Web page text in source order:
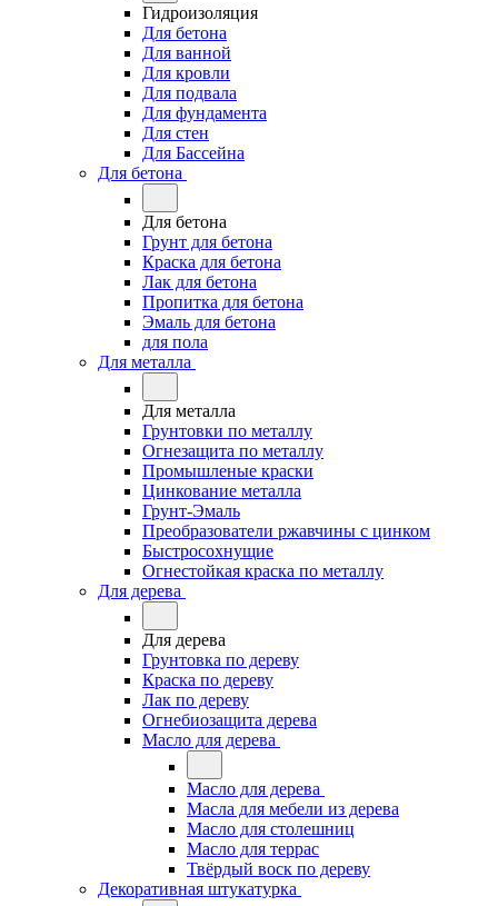
Гидроизоляция
Для бетона
Для ванной
Для кровли
Для подвала
Для фундамента
Для стен
Для Бассейна
Для бетона
Для бетона
Грунт для бетона
Краска для бетона
Лак для бетона
Пропитка для бетона
Эмаль для бетона
для пола
Для металла
Для металла
Грунтовки по металлу
Огнезащита по металлу
Промышленые краски
Цинкование металла
Грунт-Эмаль
Преобразователи ржавчины с цинком
Быстросохнущие
Огнестойкая краска по металлу
Для дерева
Для дерева
Грунтовка по дереву
Краска по дереву
Лак по дереву
Огнебиозащита дерева
Масло для дерева
Масло для дерева
Масла для мебели из дерева
Масло для столешниц
Масло для террас
Твёрдый воск по дереву
Декоративная штукатурка